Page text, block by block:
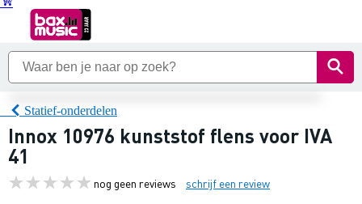
Statief-onderdelen
Innox 10976 kunststof flens voor IVA
41
nog geen reviews schrijf een review